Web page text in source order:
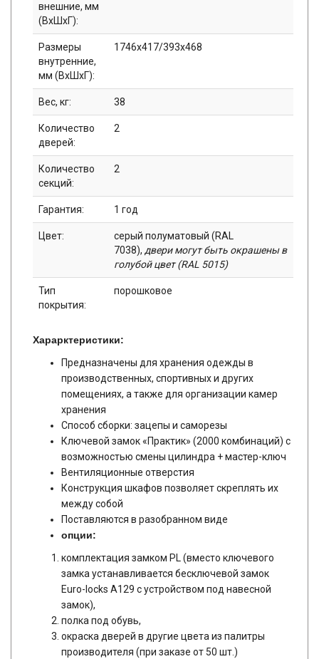
внешние, мм
(ВхШхГ):
Размеры
внутренние,
мм (ВхШхГ):
1746x417/393x468
Вес, кг: 38
Количество
дверей:
2
Количество
секций:
2
Гарантия: 1 год
Цвет:
серый полуматовый (RAL
7038), двери могут быть окрашены в
голубой цвет (RAL 5015)
Тип
покрытия:
порошковое
Харарктеристики:
Предназначены для хранения одежды в
производственных, спортивных и других
помещениях, а также для организации камер
хранения
Способ сборки: зацепы и саморезы
Ключевой замок «Практик» (2000 комбинаций) с
возможностью смены цилиндра + мастер-ключ
Вентиляционные отверстия
Конструкция шкафов позволяет скреплять их
между собой
Поставляются в разобранном виде
опции:
комплектация замком PL (вместо ключевого
замка устанавливается бесключевой замок
Euro-locks A129 с устройством под навесной
замок),
полка под обувь,
окраска дверей в другие цвета из палитры
производителя (при заказе от 50 шт.)